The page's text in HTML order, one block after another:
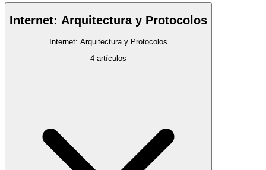
Internet: Arquitectura y Protocolos
Internet: Arquitectura y Protocolos
4 artículos